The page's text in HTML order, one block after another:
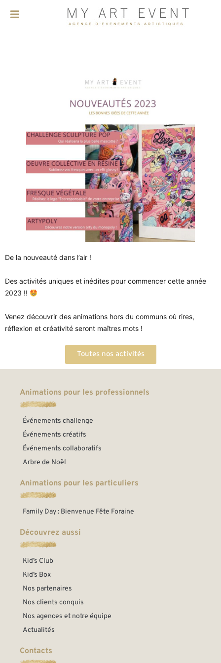
De la nouveauté dans l’air !
Des activités uniques et inédites pour commencer cette année
2023 !!
Venez découvrir des animations hors du communs où rires,
réflexion et créativité seront maîtres mots !
Toutes nos activités
Animations pour les professionnels
Événements challenge
Événements créatifs
Événements collaboratifs
Arbre de Noël
Animations pour les particuliers
Family Day : Bienvenue Fête Foraine
Découvrez aussi
Kid’s Club
Kid’s Box
Nos partenaires
Nos clients conquis
Nos agences et notre équipe
Actualités
Contacts